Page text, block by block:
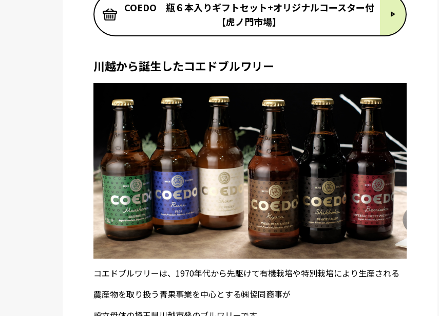
COEDO 瓶６本入りギフトセット+オリジナルコースター付
【虎ノ門市場】
川越から誕生したコエドブルワリー
コエドブルワリーは、1970年代から先駆けて有機栽培や特別栽培により生産される
農産物を取り扱う青果事業を中心とする㈱協同商事が